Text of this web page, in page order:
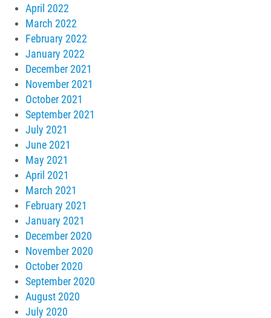
April 2022
March 2022
February 2022
January 2022
December 2021
November 2021
October 2021
September 2021
July 2021
June 2021
May 2021
April 2021
March 2021
February 2021
January 2021
December 2020
November 2020
October 2020
September 2020
August 2020
July 2020